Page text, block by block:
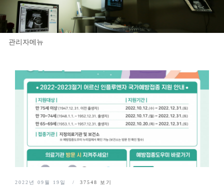
관리자메뉴
2022년 09월 19일 37548 보기